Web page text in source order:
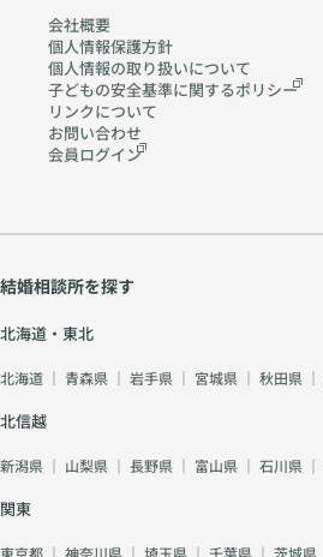
会社概要
個人情報保護方針
個人情報の取り扱いについて
子どもの安全基準に関するポリシー
リンクについて
お問い合わせ
会員ログイン
結婚相談所を探す
北海道・東北
北海道 ｜ 青森県 ｜ 岩手県 ｜ 宮城県 ｜ 秋田県 ｜
北信越
新潟県 ｜ 山梨県 ｜ 長野県 ｜ 富山県 ｜ 石川県 ｜
関東